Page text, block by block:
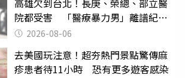
院都受害 「醫療暴力男」離譜紀錄
曝光2026-08-06
去美國玩注意！超夯熱門景點驚傳麻
疹患者待11小時 恐有更多遊客感染